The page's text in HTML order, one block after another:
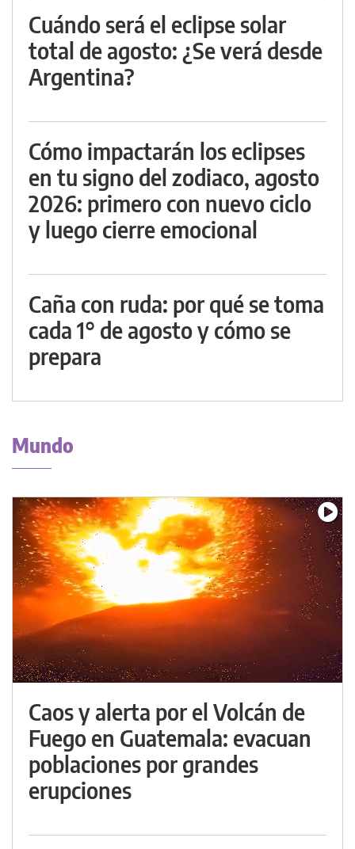
Cuándo será el eclipse solar
total de agosto: ¿Se verá desde
Argentina?
Cómo impactarán los eclipses
en tu signo del zodiaco, agosto
2026: primero con nuevo ciclo
y luego cierre emocional
Caña con ruda: por qué se toma
cada 1° de agosto y cómo se
prepara
Mundo
Caos y alerta por el Volcán de
Fuego en Guatemala: evacuan
poblaciones por grandes
erupciones